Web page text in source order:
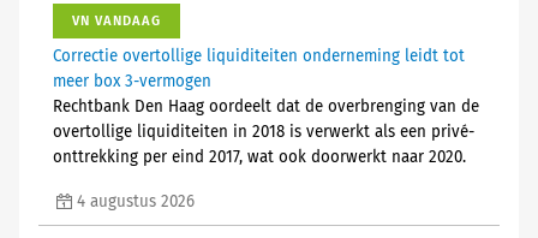
VN VANDAAG
Correctie overtollige liquiditeiten onderneming leidt tot
meer box 3-vermogen
Rechtbank Den Haag oordeelt dat de overbrenging van de
overtollige liquiditeiten in 2018 is verwerkt als een privé-
onttrekking per eind 2017, wat ook doorwerkt naar 2020.
4 augustus 2026